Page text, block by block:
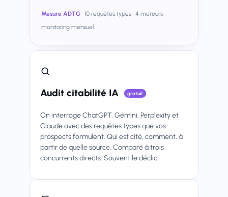
Mesure ADTG · 10 requêtes types · 4 moteurs ·
monitoring mensuel
Audit citabilité IA gratuit
On interroge ChatGPT, Gemini, Perplexity et
Claude avec des requêtes types que vos
prospects formulent. Qui est cité, comment, à
partir de quelle source. Comparé à trois
concurrents directs. Souvent le déclic.